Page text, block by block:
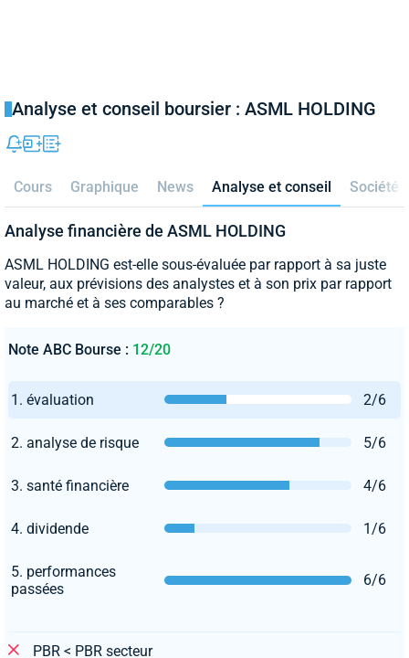
Analyse et conseil boursier : ASML HOLDING
Cours Graphique News Analyse et conseil Société
Analyse financière de ASML HOLDING
ASML HOLDING est-elle sous-évaluée par rapport à sa juste
valeur, aux prévisions des analystes et à son prix par rapport
au marché et à ses comparables ?
Note ABC Bourse : 12/20
1. évaluation 2/6
2. analyse de risque 5/6
3. santé financière 4/6
4. dividende 1/6
5. performances
passées
6/6
PBR < PBR secteur